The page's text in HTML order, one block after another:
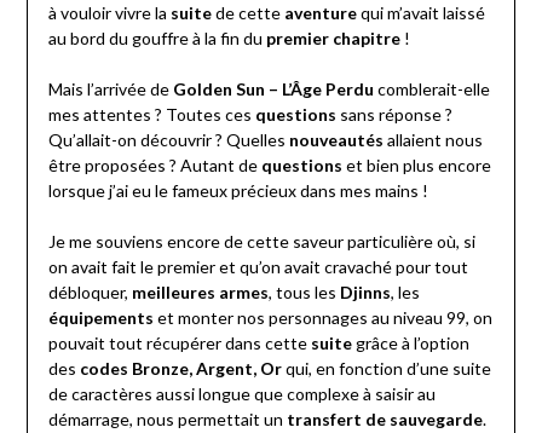
à vouloir vivre la suitede cette aventurequi m’avait laissé
au bord du gouffre à la fin du premier chapitre!
Mais l’arrivée de Golden Sun – L’Âge Perdu comblerait-elle
mes attentes ? Toutes ces questions sans réponse ?
Qu’allait-on découvrir ? Quelles nouveautés allaient nous
être proposées ? Autant de questions et bien plus encore
lorsque j’ai eu le fameux précieux dans mes mains !
Je me souviens encore de cette saveur particulière où, si
on avait fait le premier et qu’on avait cravaché pour tout
débloquer, meilleures armes, tous les Djinns, les
équipements et monter nos personnages au niveau 99, on
pouvait tout récupérer dans cette suitegrâce à l’option
des codes Bronze, Argent, Orqui, en fonction d’une suite
de caractères aussi longue que complexe à saisir au
démarrage, nous permettait un transfert de sauvegarde.